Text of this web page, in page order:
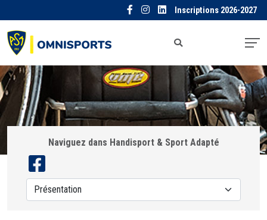
Inscriptions 2026-2027
Naviguez dans Handisport & Sport Adapté